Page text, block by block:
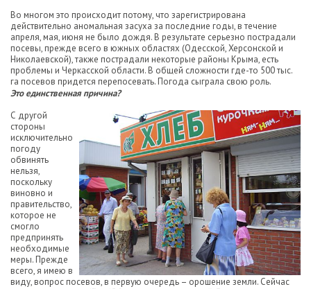
Во многом это происходит потому, что зарегистрирована
действительно аномальная засуха за последние годы, в течение
апреля, мая, июня не было дождя. В результате серьезно пострадали
посевы, прежде всего в южных областях (Одесской, Херсонской и
Николаевской), также пострадали некоторые районы Крыма, есть
проблемы и Черкасской области. В общей сложности где-то 500 тыс.
га посевов придется перепосевать. Погода сыграла свою роль.
Это единственная причина?
С другой
стороны
исключительно
погоду
обвинять
нельзя,
поскольку
виновно и
правительство,
которое не
смогло
предпринять
необходимые
меры. Прежде
всего, я имею в
виду, вопрос посевов, в первую очередь – орошение земли. Сейчас